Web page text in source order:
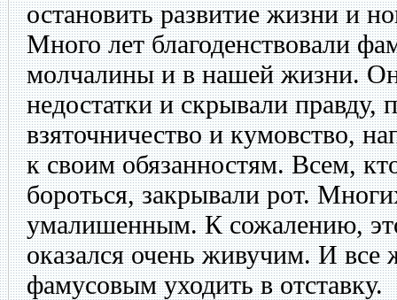
остановить развитие жизни и
Много лет благоденствовали
молчалины и в нашей жизни.
недостатки и скрывали правду,
взяточничество и кумовство,
к своим обязанностям. Всем,
бороться, закрывали рот.
умалишенным. К сожалению,
оказался очень живучим. И все
фамусовым уходить в отставку.